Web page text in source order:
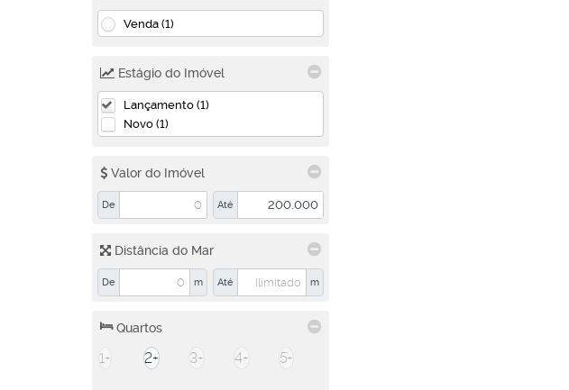
Venda (1)
Estágio do Imóvel
Lançamento (1)
Novo (1)
Valor do Imóvel
De Até
Distância do Mar
De m Até m
Quartos
1+ 2+ 3+ 4+ 5+